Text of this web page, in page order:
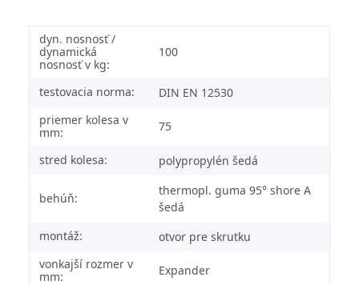
dyn. nosnosť /
dynamická
nosnosť v kg:
100
testovacia norma:
DIN EN 12530
priemer kolesa v
mm:
75
stred kolesa: polypropylén šedá
behúň:
thermopl. guma 95° shore A
šedá
montáž:
otvor pre skrutku
vonkajší rozmer v
mm:
Expander